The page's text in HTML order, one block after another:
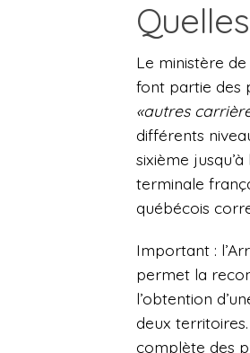
Le ministère
font partie des
«autres
différents
sixième
terminale
québécois
Important :
permet la
l’obtention
deux
complète des